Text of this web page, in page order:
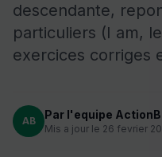
descendante,
particuliers (I am,
exercices corriges
AB Par l'equipe
Mis a jour le 26 fevrier